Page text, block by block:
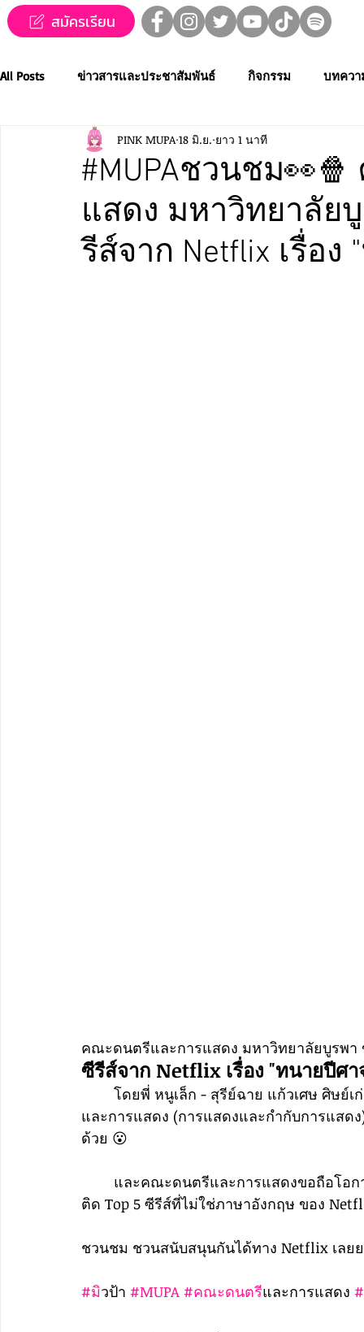
สมัครเรียน
All Posts ข่าวสารและประชาสัมพันธ์ กิจกรรม บทควา
ข่าวทุนการศึกษา MUPA ชวนชม👀🍿
Western Music Applied Performing Art Creative Thai
#MUPAชวนชม
แสดง มหาวิทยาลัย
รีส์จาก Netflix เรื่อ
PINK MUPA 18 มิ.ย. ยาว 1 นาที
คณะดนตรีและการแสดง มหาวิทยาลัยบูรพ
ซีรีส์จาก Netflix เรื่อง "ทนายปีศ
และการแสดง (การแสดงและกำกับการแสด
ด้วย 😮
และคณะดนตรีและการแสดงขอถือโอก
ติด Top 5 ซีรีส์ที่ไม่ใช่ภาษาอังกฤษ ของ
ชวนชม ชวนสนับสนุนกันได้ทาง Netflix เลย
#มิวป้า #MUPA #คณะดนตรีและการแสดง